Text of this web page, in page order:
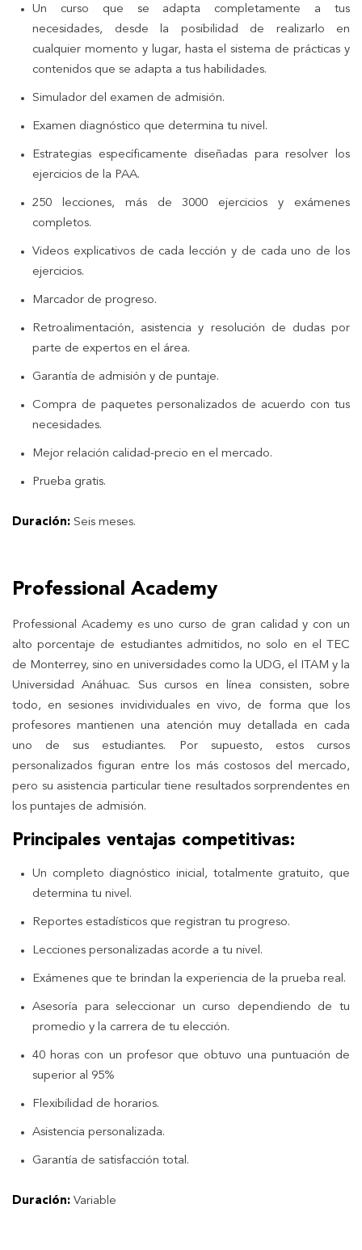
Un curso que se adapta completamente a tus
necesidades, desde la posibilidad de realizarlo en
cualquier momento y lugar, hasta el sistema de prácticas y
contenidos que se adapta a tus habilidades.
Simulador del examen de admisión.
Examen diagnóstico que determina tu nivel.
Estrategias específicamente diseñadas para resolver los
ejercicios de la PAA.
250 lecciones, más de 3000 ejercicios y exámenes
completos.
Videos explicativos de cada lección y de cada uno de los
ejercicios.
Marcador de progreso.
Retroalimentación, asistencia y resolución de dudas por
parte de expertos en el área.
Garantía de admisión y de puntaje.
Compra de paquetes personalizados de acuerdo con tus
necesidades.
Mejor relación calidad-precio en el mercado.
Prueba gratis.
Duración: Seis meses.
Professional Academy
Professional Academy es uno curso de gran calidad y con un
alto porcentaje de estudiantes admitidos, no solo en el TEC
de Monterrey, sino en universidades como la UDG, el ITAM y la
Universidad Anáhuac. Sus cursos en línea consisten, sobre
todo, en sesiones invidividuales en vivo, de forma que los
profesores mantienen una atención muy detallada en cada
uno de sus estudiantes. Por supuesto, estos cursos
personalizados figuran entre los más costosos del mercado,
pero su asistencia particular tiene resultados sorprendentes en
los puntajes de admisión.
Principales ventajas competitivas:
Un completo diagnóstico inicial, totalmente gratuito, que
determina tu nivel.
Reportes estadísticos que registran tu progreso.
Lecciones personalizadas acorde a tu nivel.
Exámenes que te brindan la experiencia de la prueba real.
Asesoría para seleccionar un curso dependiendo de tu
promedio y la carrera de tu elección.
40 horas con un profesor que obtuvo una puntuación de
superior al 95%
Flexibilidad de horarios.
Asistencia personalizada.
Garantía de satisfacción total.
Duración: Variable